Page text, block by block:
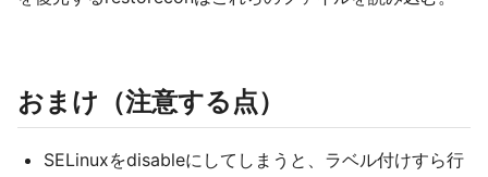
おまけ（注意する点）
SELinuxをdisableにしてしまうと、ラベル付けすら行